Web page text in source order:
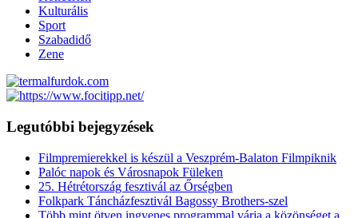
Kulturális
Sport
Szabadidő
Zene
Legutóbbi bejegyzések
Filmpremierekkel is készül a Veszprém-Balaton Filmpiknik
Palóc napok és Városnapok Füleken
25. Hétrétország fesztivál az Őrségben
Folkpark Táncházfesztivál Bagossy Brothers-szel
Több mint ötven ingyenes programmal várja a közönséget a